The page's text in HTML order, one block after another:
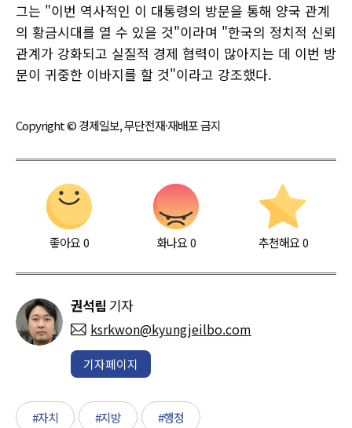
그는 "이번 역사적인 이 대통령의 방문을 통해 양국 관계
의 황금시대를 열 수 있을 것"이라며 "한국의 정치적 신뢰
관계가 강화되고 실질적 경제 협력이 많아지는 데 이번 방
문이 귀중한 이바지를 할 것"이라고 강조했다.
Copyright © 경제일보, 무단전재·재배포 금지
좋아요0 화나요0 추천해요 0
권석림 기자
ksrkwon@kyungjeilbo.com
기자페이지
#자치 #지방 #행정